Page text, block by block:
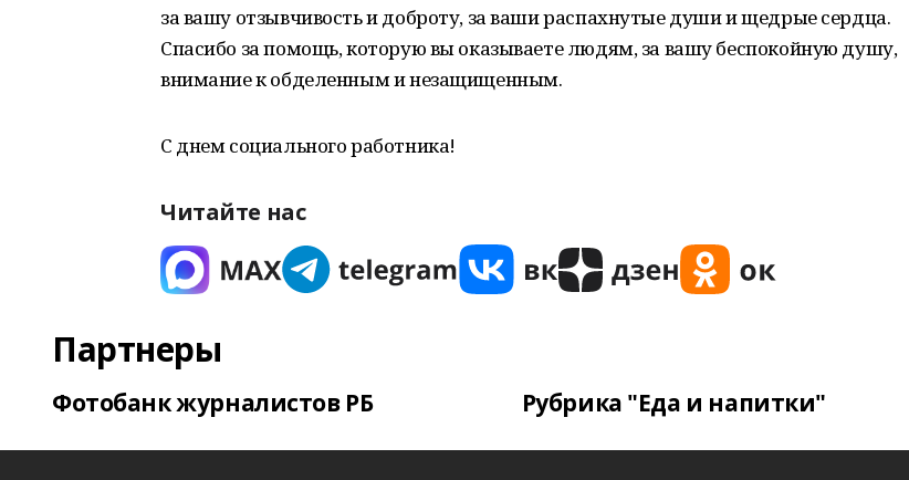
за вашу отзывчивость и доброту, за ваши распахнутые души и щедрые сердца.
Спасибо за помощь, которую вы оказываете людям, за вашу беспокойную душу,
внимание к обделенным и незащищенным.
С днем социального работника!
Читайте нас
Партнеры
Фотобанк журналистов РБ Рубрика "Еда и напитки"